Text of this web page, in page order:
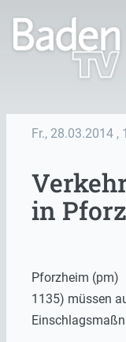
Fr., 28.03.2014 ,
in
Pforzheim (pm)
1135) müssen